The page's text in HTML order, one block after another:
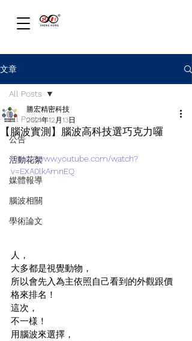
文章
All Posts
公告
活動花絮
媒體報導
腦波相關
學術論文
All Posts
【腦波實測】腦波高科技選巧克力囉
勝宏精密科技
2021年12月13日
https://www.youtube.com/watch?
v=EXA0lkAmnEQ
人，
大多都是視覺動物，
所以會先入為主依照自己看到的外觀跟價
格來排名！
這次，
不一様！
用腦波來選擇，